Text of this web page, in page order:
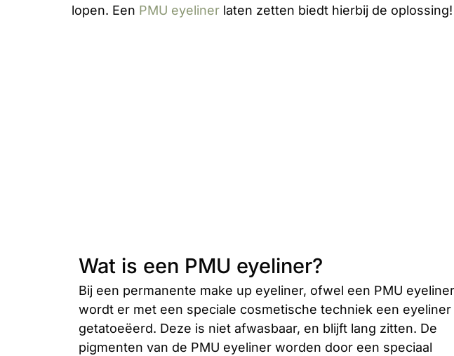
lopen. Een PMU eyeliner laten zetten biedt hierbij de oplossing!
Eyeliner
Lees
meer
shade
Lees
meer
Wat is een PMU eyeliner?
Bij een permanente make up eyeliner, ofwel een PMU
wordt er met een speciale cosmetische techniek een eyeliner
getatoeëerd. Deze is niet afwasbaar, en blijft lang zitten. De
pigmenten van de PMU eyeliner worden door een speciaal